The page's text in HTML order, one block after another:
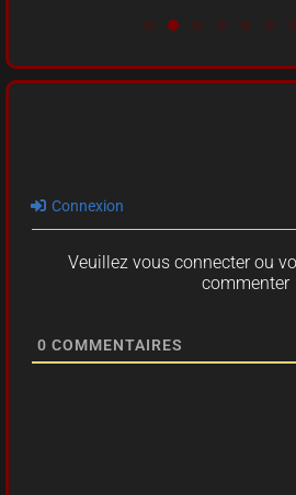
Connexion
Veuillez vous connecter ou
commenter
0 COMMENTAIRES